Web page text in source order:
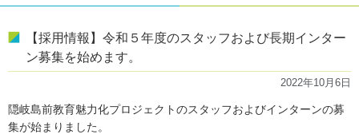
【採用情報】令和５年度のスタッフおよび長期インター
ン募集を始めます。
2022年10月6日
隠岐島前教育魅力化プロジェクトのスタッフおよびインターンの募
集が始まりました。